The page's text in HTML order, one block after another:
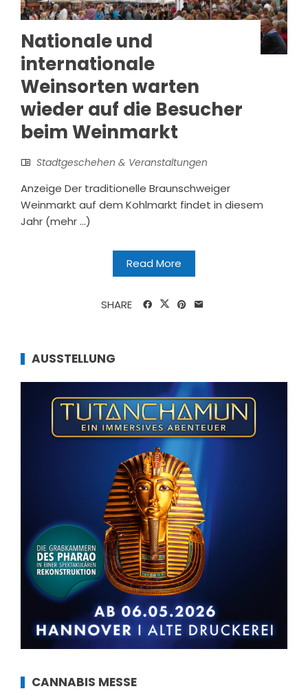
Nationale und
internationale
Weinsorten warten
wieder auf die Besucher
beim Weinmarkt
Stadtgeschehen & Veranstaltungen
Anzeige Der traditionelle Braunschweiger
Weinmarkt auf dem Kohlmarkt findet in diesem
Jahr (mehr …)
Read More
SHARE
AUSSTELLUNG
CANNABIS MESSE